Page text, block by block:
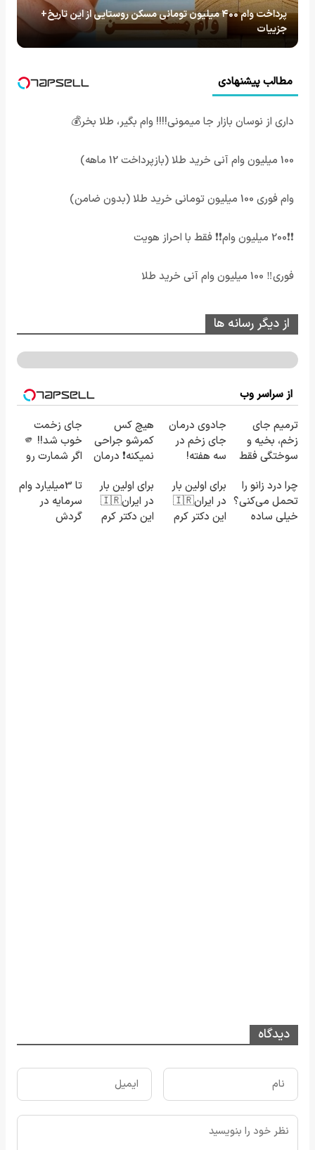
پرداخت وام ۴۰۰ میلیون تومانی مسکن روستایی از این تاریخ+
جزییات
مطالب پیشنهادی
داری از نوسان بازار جا میمونی!!!! وام بگیر، طلا بخر💰
100 میلیون وام آنی خرید طلا (بازپرداخت 12 ماهه)
وام فوری 100 میلیون تومانی خرید طلا (بدون ضامن)
❗❗200 میلیون وام❗❗ فقط با احراز هویت
فوری‼️ 100 میلیون وام آنی خرید طلا
از دیگر رسانه ها
از سراسر وب
ترمیم جای
زخم، بخیه و
سوختگی فقط
جادوی درمان
جای زخم در
سه هفته!
رایگان صحبت
کنید)
هیچ کس
کمرشو جراحی
نمیکنه❗ درمان
قرص
(پرسشنامه)
جای زخمت
خوب شد!! 🫵
اگر شمارت رو
بزاری و مشاوره
بگیری 🫵
چرا درد زانو را
تحمل می‌کنی؟
خیلی ساده
برای اولین بار
در ایران🇮🇷
این دکتر کرم
برای اولین بار
در ایران🇮🇷
این دکتر کرم
تا 3میلیارد وام
سرمایه در
گردش
دیدگاه